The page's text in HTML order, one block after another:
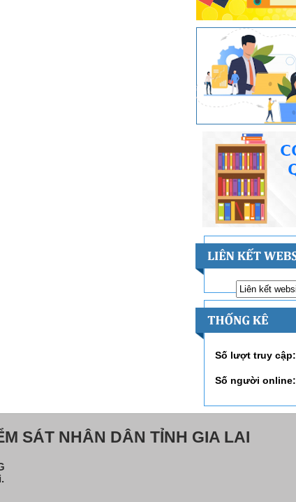
Số lượt truy cập:
Số người online:
SÁT NHÂN DÂN TỈNH GIA LAI